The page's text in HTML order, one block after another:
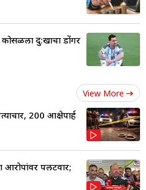
दु:खाचा डोंगर
View More
200 आक्षेपार्ह
पलटवार;